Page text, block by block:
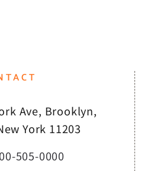
Ave, Brooklyn,
York 11203
505-0000